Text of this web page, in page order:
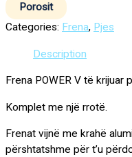
Porosit
Categories: Frena, Pjes
Description
Frena POWER V të krijuar
Komplet me një rrotë.
Frenat vijnë me krahë
përshtatshme për t’u